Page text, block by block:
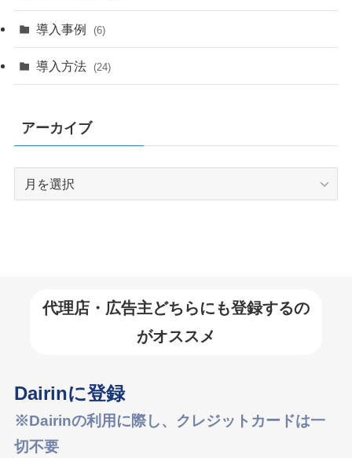
導入事例 (6)
導入方法 (24)
アーカイブ
代理店・広告主どちらにも登録するの
がオススメ
Dairinに登録
※Dairinの利用に際し、クレジットカードは一
切不要